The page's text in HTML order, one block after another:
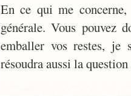
En ce qui me
générale. Vous pouvez
emballer vos restes, je
résoudra aussi la